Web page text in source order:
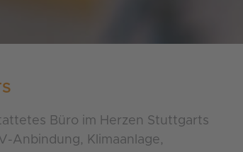
Büro im Herzen Stuttgarts
Anbindung, Klimaanlage,